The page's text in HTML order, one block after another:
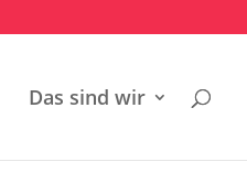
Das sind wir